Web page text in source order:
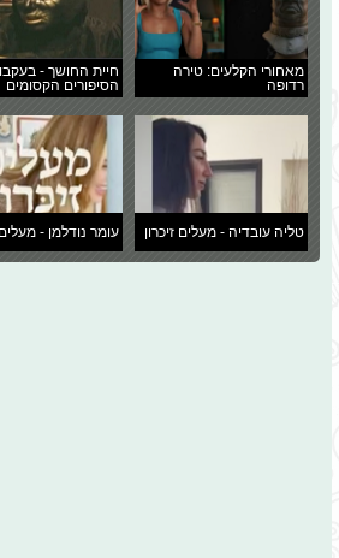
מאחורי הקלעים: טירה
רדופה
חיית החושך -
הסיפורים הקסומים
טליה עובדיה - מעלים זיכרון עומר נודלמן - מעלים